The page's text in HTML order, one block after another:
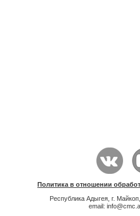
Политика в отношении
Республика Адыгея, г.
email: